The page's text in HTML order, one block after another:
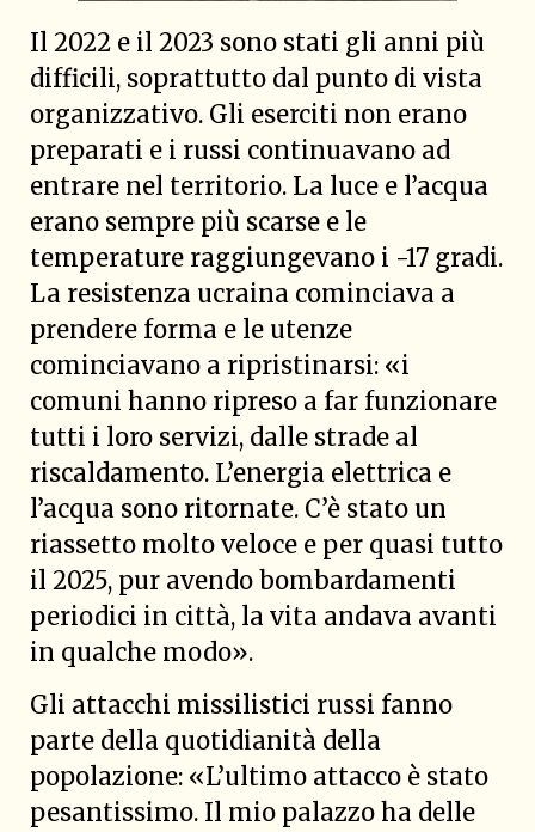
Il 2022 e il 2023 sono stati gli anni più
difficili, soprattutto dal punto di vista
organizzativo. Gli eserciti non erano
preparati e i russi continuavano ad
entrare nel territorio. La luce e l’acqua
erano sempre più scarse e le
temperature raggiungevano i -17 gradi.
La resistenza ucraina cominciava a
prendere forma e le utenze
cominciavano a ripristinarsi: «i
comuni hanno ripreso a far funzionare
tutti i loro servizi, dalle strade al
riscaldamento. L’energia elettrica e
l’acqua sono ritornate. C’è stato un
riassetto molto veloce e per quasi tutto
il 2025, pur avendo bombardamenti
periodici in città, la vita andava avanti
in qualche modo».
Gli attacchi missilistici russi fanno
parte della quotidianità della
popolazione: «L’ultimo attacco è stato
pesantissimo. Il mio palazzo ha delle